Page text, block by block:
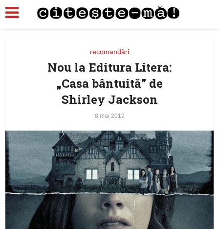
recomandări
Nou la Editura Litera:
„Casa bântuită” de
Shirley Jackson
8 mai 2019